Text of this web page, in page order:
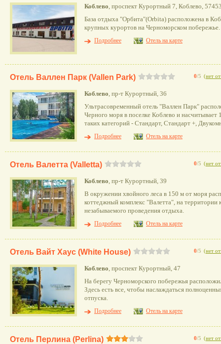
Коблево, проспект Курортный 7, Коблево,
База отдыха "Орбита"(Orbita) расположена в
крупных курортов на Черноморском побережье.
Подробнее
Отель на карте
0/5 (нет
Отель Валлен Парк (Vallen Park)
Коблево, пр-т Курортный, 36
Ультрасовременный отель "Валлен Парк"
Черного моря в поселке Коблево и
таких категорий - Стандарт, Стандарт +,
Подробнее
Отель на карте
0/5 (нет
Отель Валетта (Valletta)
Коблево, пр-т Курортный, 39
В окружении хвойного леса в 150 м от моря
коттеджный комплекс "Валетта", на территории
незабываемого проведения отдыха.
Подробнее
Отель на карте
0/5 (нет
Отель Вайт Хаус (White House)
Коблево, проспект Курортный, 47
На берегу Черноморского побережья
Здесь есть все, чтобы наслаждаться
отпуска.
Подробнее
Отель на карте
0/5 (нет
Отель Перлина (Perlina)